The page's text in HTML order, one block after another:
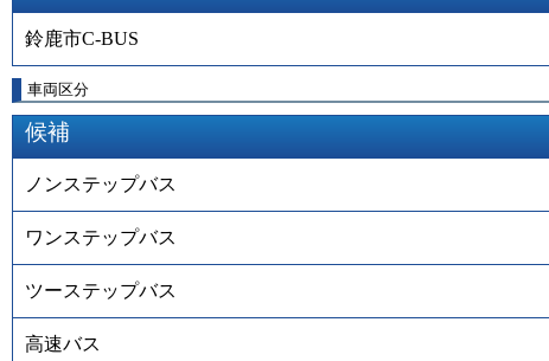
鈴鹿市C-BUS
車両区分
候補
ノンステップバス
ワンステップバス
ツーステップバス
高速バス